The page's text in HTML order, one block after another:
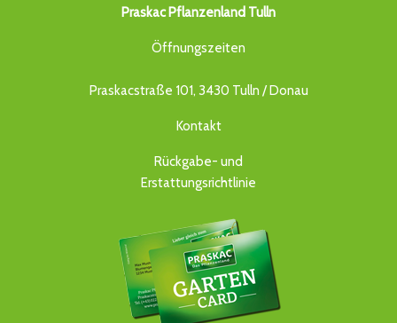
Praskac Pflanzenland Tulln
Öffnungszeiten
Praskacstraße 101, 3430 Tulln / Donau
Kontakt
Rückgabe- und
Erstattungsrichtlinie